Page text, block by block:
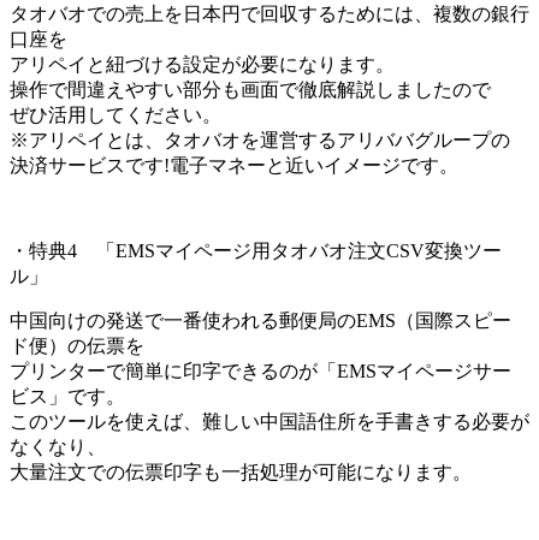
タオバオでの売上を日本円で回収するためには、複数の銀行
口座を
アリペイと紐づける設定が必要になります。
操作で間違えやすい部分も画面で徹底解説しましたので
ぜひ活用してください。
※アリペイとは、タオバオを運営するアリババグループの
決済サービスです!電子マネーと近いイメージです。
・特典4 「EMSマイページ用タオバオ注文CSV変換ツー
ル」
中国向けの発送で一番使われる郵便局のEMS（国際スピー
ド便）の伝票を
プリンターで簡単に印字できるのが「EMSマイページサー
ビス」です。
このツールを使えば、難しい中国語住所を手書きする必要が
なくなり、
大量注文での伝票印字も一括処理が可能になります。